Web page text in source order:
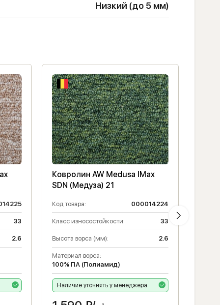
Низкий (до 5 мм)
33
2.6
Ковролин AW Medusa IMax
SDN (Медуза) 21
Код товара: 000014224
Класс износостойкости: 33
Высота ворса (мм): 2.6
Материал ворса:
100% ПА (Полиамид)
Наличие уточнять у менеджера